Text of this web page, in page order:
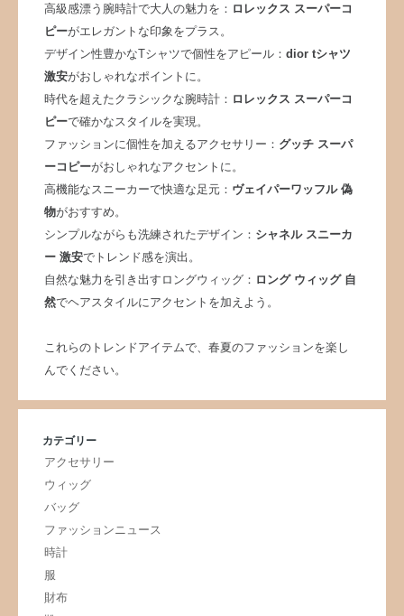
高級感漂う腕時計で大人の魅力を： ロレックス スーパーコ
ピーがエレガントな印象をプラス。
デザイン性豊かなTシャツで個性をアピール： dior tシャツ
激安がおしゃれなポイントに。
時代を超えたクラシックな腕時計： ロレックス スーパーコ
ピーで確かなスタイルを実現。
ファッションに個性を加えるアクセサリー： グッチ スーパ
ーコピーがおしゃれなアクセントに。
高機能なスニーカーで快適な足元： ヴェイパーワッフル 偽
物がおすすめ。
シンプルながらも洗練されたデザイン： シャネル スニーカ
ー 激安でトレンド感を演出。
自然な魅力を引き出すロングウィッグ： ロング ウィッグ 自
然でヘアスタイルにアクセントを加えよう。
これらのトレンドアイテムで、春夏のファッションを楽し
んでください。
カテゴリー
アクセサリー
ウィッグ
バッグ
ファッションニュース
時計
服
財布